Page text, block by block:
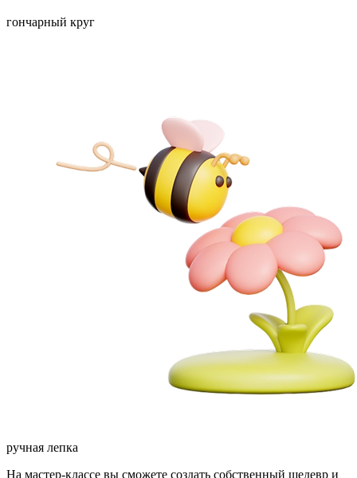
гончарный круг
ручная лепка
На мастер-классе вы сможете создать собственный шедевр и